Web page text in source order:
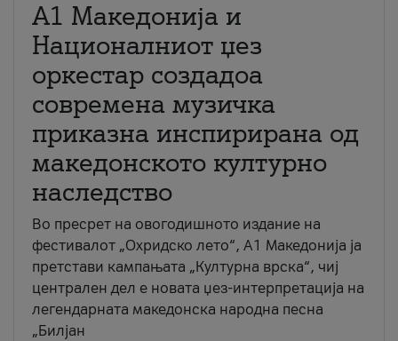
А1 Македонија и
Националниот џез
оркестар создадоа
современа музичка
приказна инспирирана од
македонското културно
наследство
Во пресрет на овогодишното издание на
фестивалот „Охридско лето“, А1 Македонија ја
претстави кампањата „Културна врска“, чиј
централен дел е новата џез-интерпретација на
легендарната македонска народна песна
„Билјан